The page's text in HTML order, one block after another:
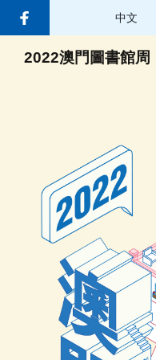
中文
2022澳門圖書館周